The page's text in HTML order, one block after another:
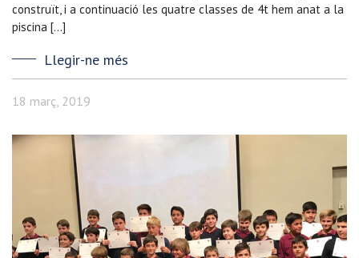
construït, i a continuació les quatre classes de 4t hem anat a la
piscina […]
Llegir-ne més
18 març, 2019